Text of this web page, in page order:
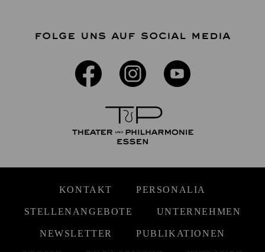
FOLGE UNS AUF SOCIAL MEDIA
KONTAKT PERSONALIA
STELLENANGEBOTE UNTERNEHMEN
NEWSLETTER PUBLIKATIONEN